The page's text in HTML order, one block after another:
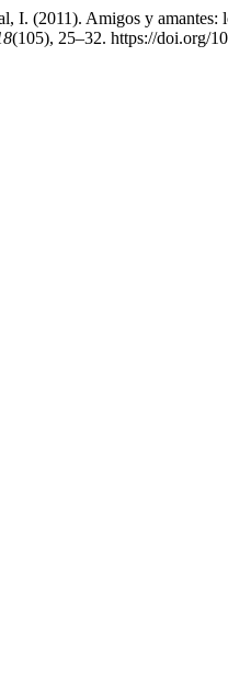
I. (2011). Amigos y amantes:
(105), 25–32. https://doi.org/